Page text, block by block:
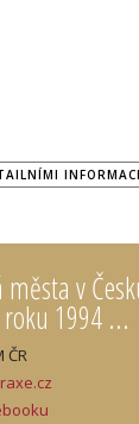
města v
1994 ...
ČR